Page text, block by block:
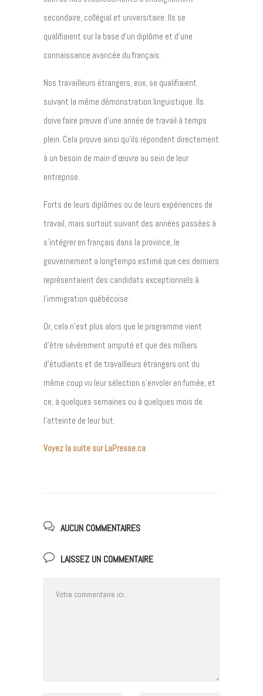
secondaire, collégial et universitaire. Ils se
qualifiaient sur la base d’un diplôme et d’une
connaissance avancée du français.
Nos travailleurs étrangers, eux, se qualifiaient
suivant la même démonstration linguistique. Ils
doive faire preuve d’une année de travail à temps
plein. Cela prouve ainsi qu’ils répondent directement
à un besoin de main-d’œuvre au sein de leur
entreprise.
Forts de leurs diplômes ou de leurs expériences de
travail, mais surtout suivant des années passées à
s’intégrer en français dans la province, le
gouvernement a longtemps estimé que ces derniers
représentaient des candidats exceptionnels à
l’immigration québécoise.
Or, cela n’est plus alors que le programme vient
d’être sévèrement amputé et que des milliers
d’étudiants et de travailleurs étrangers ont du
même coup vu leur sélection s’envoler en fumée, et
ce, à quelques semaines ou à quelques mois de
l’atteinte de leur but.
Voyez la suite sur LaPresse.ca
AUCUN COMMENTAIRES
LAISSEZ UN COMMENTAIRE